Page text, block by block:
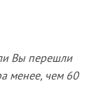
Вы перешли
менее, чем 60